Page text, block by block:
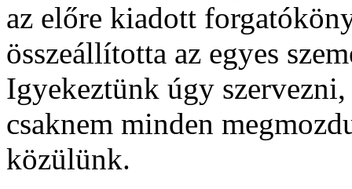
az előre kiadott
összeállította az egyes
Igyekeztünk úgy
csaknem minden
közülünk.